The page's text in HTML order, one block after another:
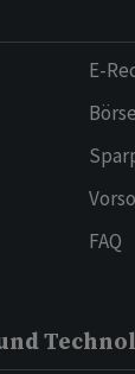
E-
FAQ